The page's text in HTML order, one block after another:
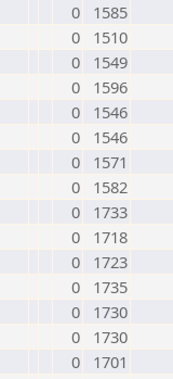
0
1585
0
1510
0
1549
0
1596
0
1546
0
1546
0
1571
0
1582
0
1733
0
1718
0
1723
0
1735
0
1730
0
1730
0
1701